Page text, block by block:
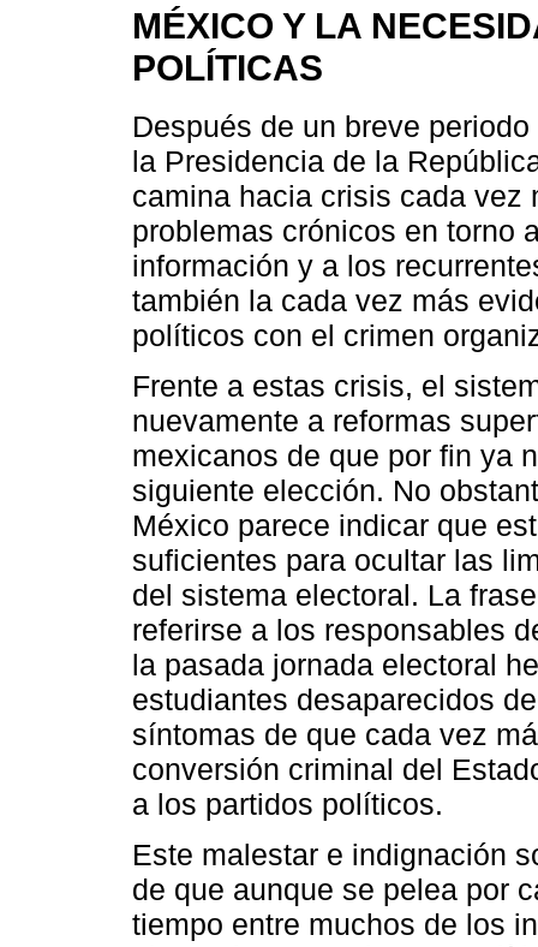
MÉXICO Y LA
POLÍTICAS
Después de un breve
la Presidencia de la
camina hacia crisis cada vez
problemas crónicos en torno
información y a los
también la cada vez más
políticos con el crimen
Frente a estas crisis, el
nuevamente a reformas
mexicanos de que por fin ya
siguiente elección. No
México parece indicar que
suficientes para ocultar las
del sistema electoral. La
referirse a los responsables
la pasada jornada electoral
estudiantes desaparecidos
síntomas de que cada vez
conversión criminal del
a los partidos políticos.
Este malestar e indignación
de que aunque se pelea por
tiempo entre muchos de los